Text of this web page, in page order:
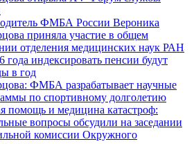
ФМБА России Вероника
приняла участие в общем
отделения медицинских наук РАН
года индексировать пенсии будут
в год
ФМБА разрабатывает научные
по спортивному долголетию
помощь и медицина катастроф:
вопросы обсудили на заседании
комиссии Окружного